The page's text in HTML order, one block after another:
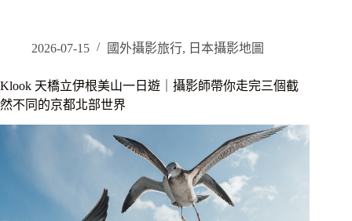
光
紅
葉
｜
紅、
2026-07-15 國外攝影旅行, 日本攝影地圖
Klook 天橋立伊根美山一日遊｜攝影師帶你走完三個截
然不同的京都北部世界